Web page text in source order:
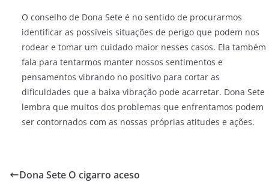
O conselho de Dona Sete é no sentido de procurarmos
identificar as possíveis situações de perigo que podem nos
rodear e tomar um cuidado maior nesses casos. Ela também
fala para tentarmos manter nossos sentimentos e
pensamentos vibrando no positivo para cortar as
dificuldades que a baixa vibração pode acarretar. Dona Sete
lembra que muitos dos problemas que enfrentamos podem
ser contornados com as nossas próprias atitudes e ações.
Dona Sete O cigarro aceso